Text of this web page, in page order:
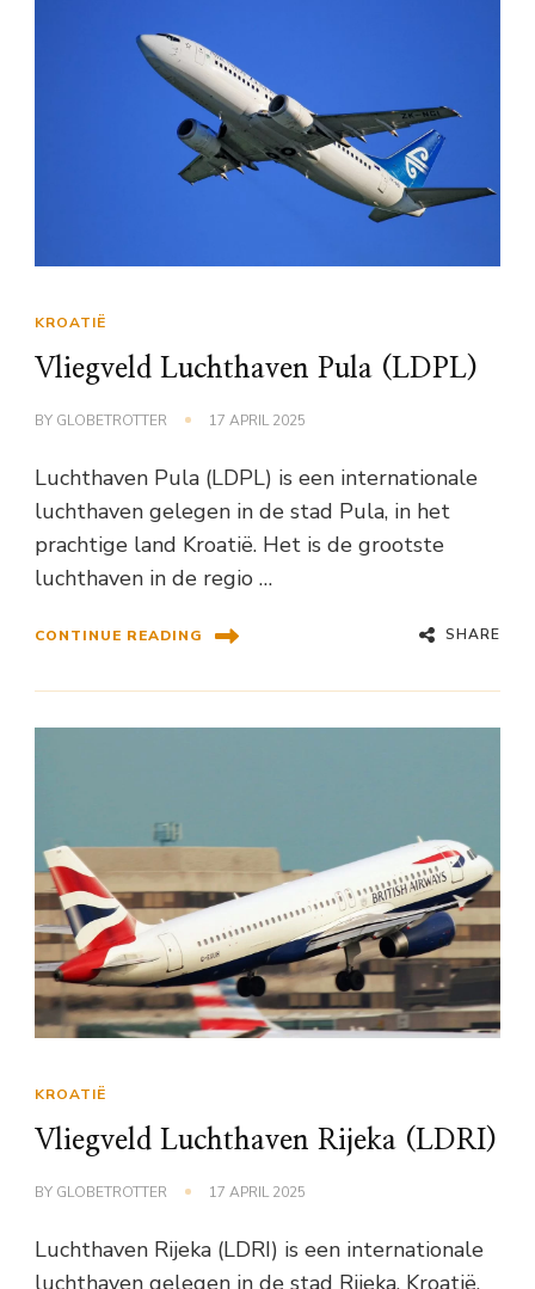
KROATIË
Vliegveld Luchthaven Pula (LDPL)
BY GLOBETROTTER 17 APRIL 2025
Luchthaven Pula (LDPL) is een internationale
luchthaven gelegen in de stad Pula, in het
prachtige land Kroatië. Het is de grootste
luchthaven in de regio …
CONTINUE READING SHARE
KROATIË
Vliegveld Luchthaven Rijeka (LDRI)
BY GLOBETROTTER 17 APRIL 2025
Luchthaven Rijeka (LDRI) is een internationale
luchthaven gelegen in de stad Rijeka, Kroatië.